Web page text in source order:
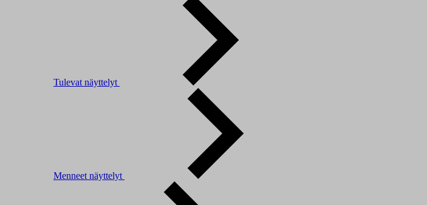
Tulevat näyttelyt
Menneet näyttelyt